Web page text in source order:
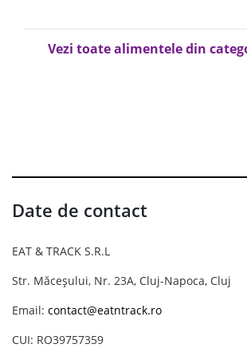
Vezi toate alimentele din
Date de contact
EAT & TRACK S.R.L
Str. Măceșului, Nr. 23A, Cluj-Napoca, Cluj
Email: contact@eatntrack.ro
CUI: RO39757359